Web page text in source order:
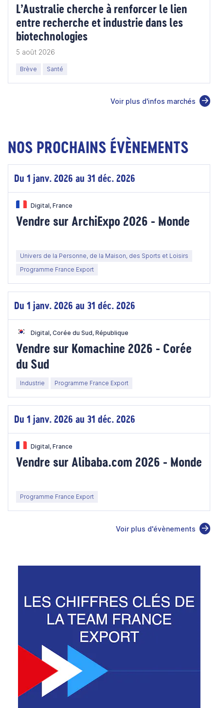
L’Australie cherche à renforcer le lien
entre recherche et industrie dans les
biotechnologies
5 août 2026
Brève Santé
Voir plus d'infos marchés
NOS PROCHAINS ÉVÈNEMENTS
Du 1 janv. 2026 au 31 déc. 2026
Digital, France
Vendre sur ArchiExpo 2026 - Monde
Univers de la Personne, de la Maison, des Sports et Loisirs
Programme France Export
Du 1 janv. 2026 au 31 déc. 2026
Digital, Corée du Sud, République
Vendre sur Komachine 2026 - Corée
du Sud
Industrie Programme France Export
Du 1 janv. 2026 au 31 déc. 2026
Digital, France
Vendre sur Alibaba.com 2026 - Monde
Programme France Export
Voir plus d'évènements